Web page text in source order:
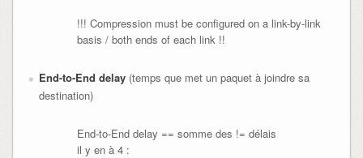
!!! Compression must be configured on a link-by-link
basis / both ends of each link !!
End-to-End delay(temps que met un paquet à joindre sa
destination)
End-to-End delay == somme des != délais
il y en à 4 :